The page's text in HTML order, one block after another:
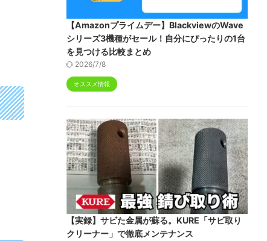
【Amazonプライムデー】BlackviewのWave
シリーズ3機種がセール！自分にぴったりの1台
を見つける比較まとめ
2026/7/8
オススメ情報
【実録】サビた金属が蘇る。KURE「サビ取り
クリーナー」で徹底メンテナンス